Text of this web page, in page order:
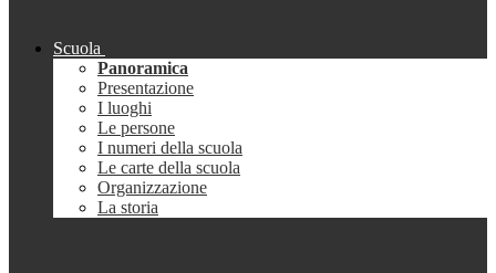
Scuola
Panoramica
Presentazione
I luoghi
Le persone
I numeri della scuola
Le carte della scuola
Organizzazione
La storia